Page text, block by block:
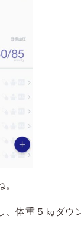
、体重５㎏ダ